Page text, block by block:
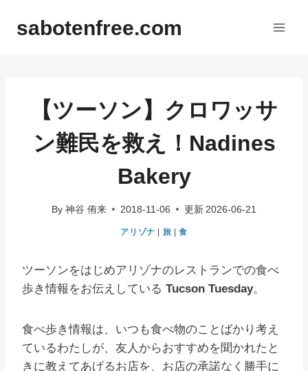
sabotenfree.com
【ツーソン】クロワッサ
ン難民を救え！Nadines
Bakery
By 神谷 侑来 2018-11-06 更新 2026-06-21
アリゾナ 旅 食
ツーソンをはじめアリゾナのレストランでの食べ
歩き情報をお伝えしている Tucson Tuesday。
食べ歩き情報は、いつも食べ物のことばかり考え
ているわたしが、友人からおすすめを聞かれたと
きに教えてあげるお店を、お店の承諾なく勝手に